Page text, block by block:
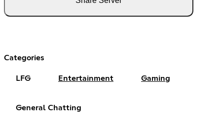
Categories
LFG Entertainment Gaming
General Chatting